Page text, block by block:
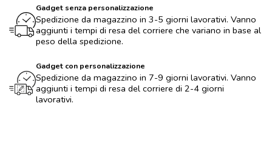
Gadget senza personalizzazione
Spedizione da magazzino in 3-5 giorni lavorativi. Vanno
aggiunti i tempi di resa del corriere che variano in base al
peso della spedizione.
Gadget con personalizzazione
Spedizione da magazzino in 7-9 giorni lavorativi. Vanno
aggiunti i tempi di resa del corriere di 2-4 giorni
lavorativi.